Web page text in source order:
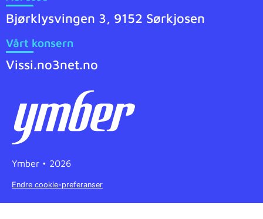
Bjørklysvingen 3, 9152 Sørkjosen
Vårt konsern
Vissi.no3net.no
Ymber • 2026
Endre cookie-preferanser